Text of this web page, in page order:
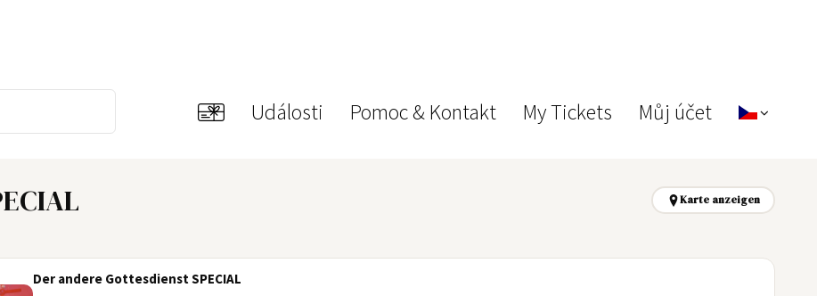
Události Pomoc & Kontakt My Tickets Můj účet
Karte anzeigen
Der andere Gottesdienst SPECIAL